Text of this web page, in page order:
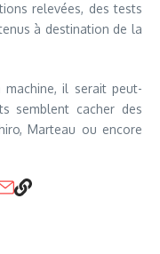
relevées, des tests
à destination de la
il serait peut-
semblent cacher des
Marteau ou encore